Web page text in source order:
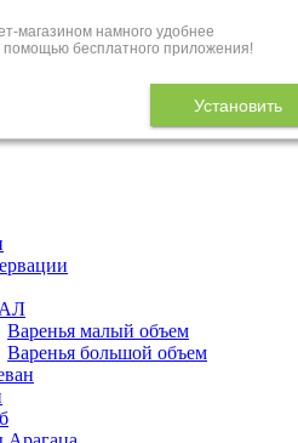
магазином намного удобнее
помощью бесплатного приложения!
Установить
Варенья малый объем
Варенья большой объем